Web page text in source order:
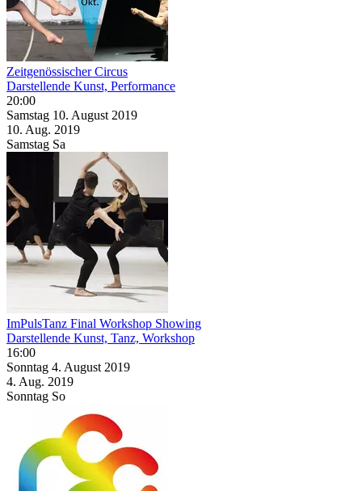
Zeitgenössischer Circus
Darstellende Kunst, Performance
20:00
Samstag 10. August 2019
10. Aug. 2019
Samstag Sa
ImPulsTanz Final Workshop Showing
Darstellende Kunst, Tanz, Workshop
16:00
Sonntag 4. August 2019
4. Aug. 2019
Sonntag So